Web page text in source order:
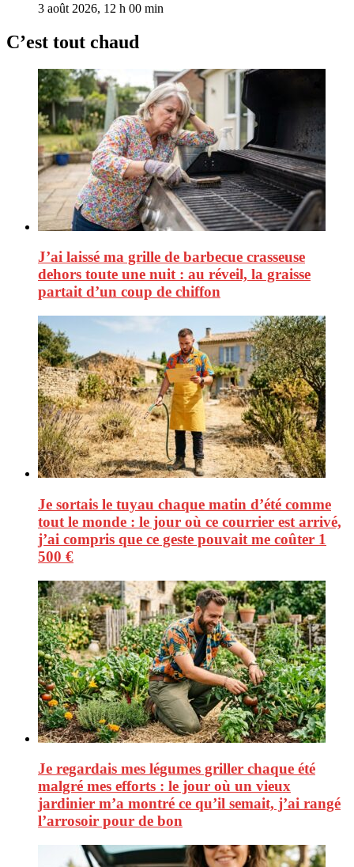
3 août 2026, 12 h 00 min
C’est tout chaud
J’ai laissé ma grille de barbecue crasseuse
dehors toute une nuit : au réveil, la graisse
partait d’un coup de chiffon
Je sortais le tuyau chaque matin d’été comme
tout le monde : le jour où ce courrier est arrivé,
j’ai compris que ce geste pouvait me coûter 1
500 €
Je regardais mes légumes griller chaque été
malgré mes efforts : le jour où un vieux
jardinier m’a montré ce qu’il semait, j’ai rangé
l’arrosoir pour de bon